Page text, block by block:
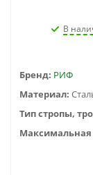
В
Бренд: РИФ
Материал:
Тип стропы,
Максимальная